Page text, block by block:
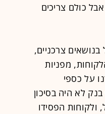
כולם צריכים
צרכניים,
מפניות
על כספי
לא היה בסיכון
הפסידו